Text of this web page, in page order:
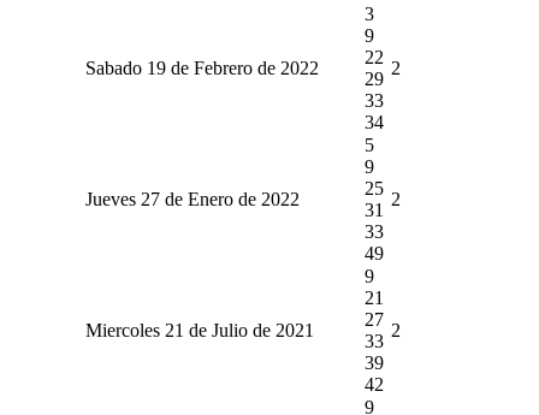
Sabado 19 de Febrero de 2022
3
9
22
29
33
34
2
Jueves 27 de Enero de 2022
5
9
25
31
33
49
2
Miercoles 21 de Julio de 2021
9
21
27
33
39
42
2
9